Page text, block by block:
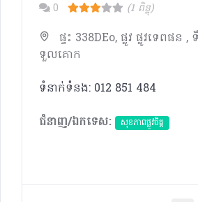
0 (1 ពិន្ទុ)
ផ្ទះ 338DEo, ផ្លូវ ផ្លូវទេពផន
ទួលគោក
ទំនាក់ទំនង: 012 851 484
ជំនាញ/ឯកទេស:
សុខភាពផ្លូវចិត្ត